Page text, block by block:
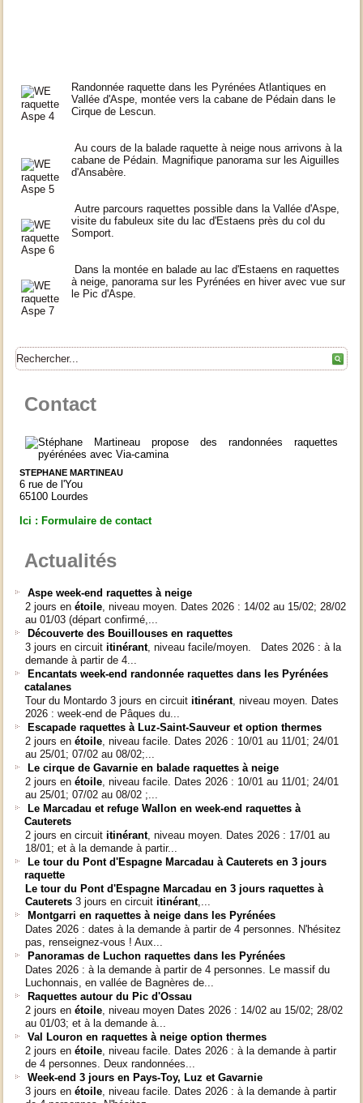
Randonnée raquette dans les Pyrénées Atlantiques en
Vallée d'Aspe, montée vers la cabane de Pédain dans le
Cirque de Lescun.
Au cours de la balade raquette à neige nous arrivons à la
cabane de Pédain. Magnifique panorama sur les Aiguilles
d'Ansabère.
Autre parcours raquettes possible dans la Vallée d'Aspe,
visite du fabuleux site du lac d'Estaens près du col du
Somport.
Dans la montée en balade au lac d'Estaens en raquettes
à neige, panorama sur les Pyrénées en hiver avec vue sur
le Pic d'Aspe.
Contact
STEPHANE MARTINEAU
6 rue de l'You
65100 Lourdes
Ici : Formulaire de contact
Actualités
Aspe week-end raquettes à neige
2 jours enétoile, niveau moyen. Dates 2026 : 14/02 au 15/02; 28/02
au 01/03 (départ confirmé,...
Découverte des Bouillouses en raquettes
3 jours en circuititinérant, niveau facile/moyen. Dates 2026 : à la
demande à partir de 4...
Encantats week-end randonnée raquettes dans les Pyrénées
catalanes
Tour du Montardo 3 jours en circuititinérant, niveau moyen. Dates
2026 : week-end de Pâques du...
Escapade raquettes à Luz-Saint-Sauveur et option thermes
2 jours enétoile, niveau facile. Dates 2026 : 10/01 au 11/01; 24/01
au 25/01; 07/02 au 08/02;...
Le cirque de Gavarnie en balade raquettes à neige
2 jours enétoile, niveau facile. Dates 2026 : 10/01 au 11/01; 24/01
au 25/01; 07/02 au 08/02 ;...
Le Marcadau et refuge Wallon en week-end raquettes à
Cauterets
2 jours en circuititinérant, niveau moyen. Dates 2026 : 17/01 au
18/01; et à la demande à partir...
Le tour du Pont d'Espagne Marcadau à Cauterets en 3 jours
raquette
Le tour du Pont d'Espagne Marcadau en 3 jours raquettes à
Cauterets 3 jours en circuititinérant,...
Montgarri en raquettes à neige dans les Pyrénées
Dates 2026 : dates à la demande à partir de 4 personnes. N'hésitez
pas, renseignez-vous ! Aux...
Panoramas de Luchon raquettes dans les Pyrénées
Dates 2026 : à la demande à partir de 4 personnes. Le massif du
Luchonnais, en vallée de Bagnères de...
Raquettes autour du Pic d'Ossau
2 jours enétoile, niveau moyen Dates 2026 : 14/02 au 15/02; 28/02
au 01/03; et à la demande à...
Val Louron en raquettes à neige option thermes
2 jours enétoile, niveau facile. Dates 2026 : à la demande à partir
de 4 personnes. Deux randonnées...
Week-end 3 jours en Pays-Toy, Luz et Gavarnie
3 jours enétoile, niveau facile. Dates 2026 : à la demande à partir